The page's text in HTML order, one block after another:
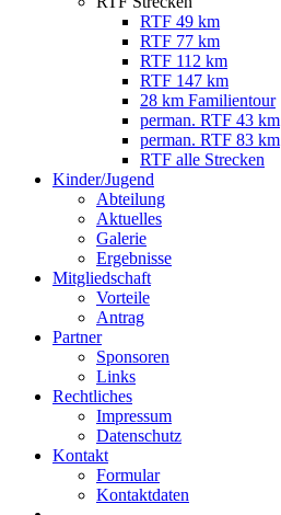
RTF 49 km
RTF 77 km
RTF 112 km
RTF 147 km
28 km Familientour
perman. RTF 43 km
perman. RTF 83 km
RTF alle Strecken
Kinder/Jugend
Abteilung
Aktuelles
Galerie
Ergebnisse
Mitgliedschaft
Vorteile
Antrag
Partner
Sponsoren
Links
Rechtliches
Impressum
Datenschutz
Kontakt
Formular
Kontaktdaten